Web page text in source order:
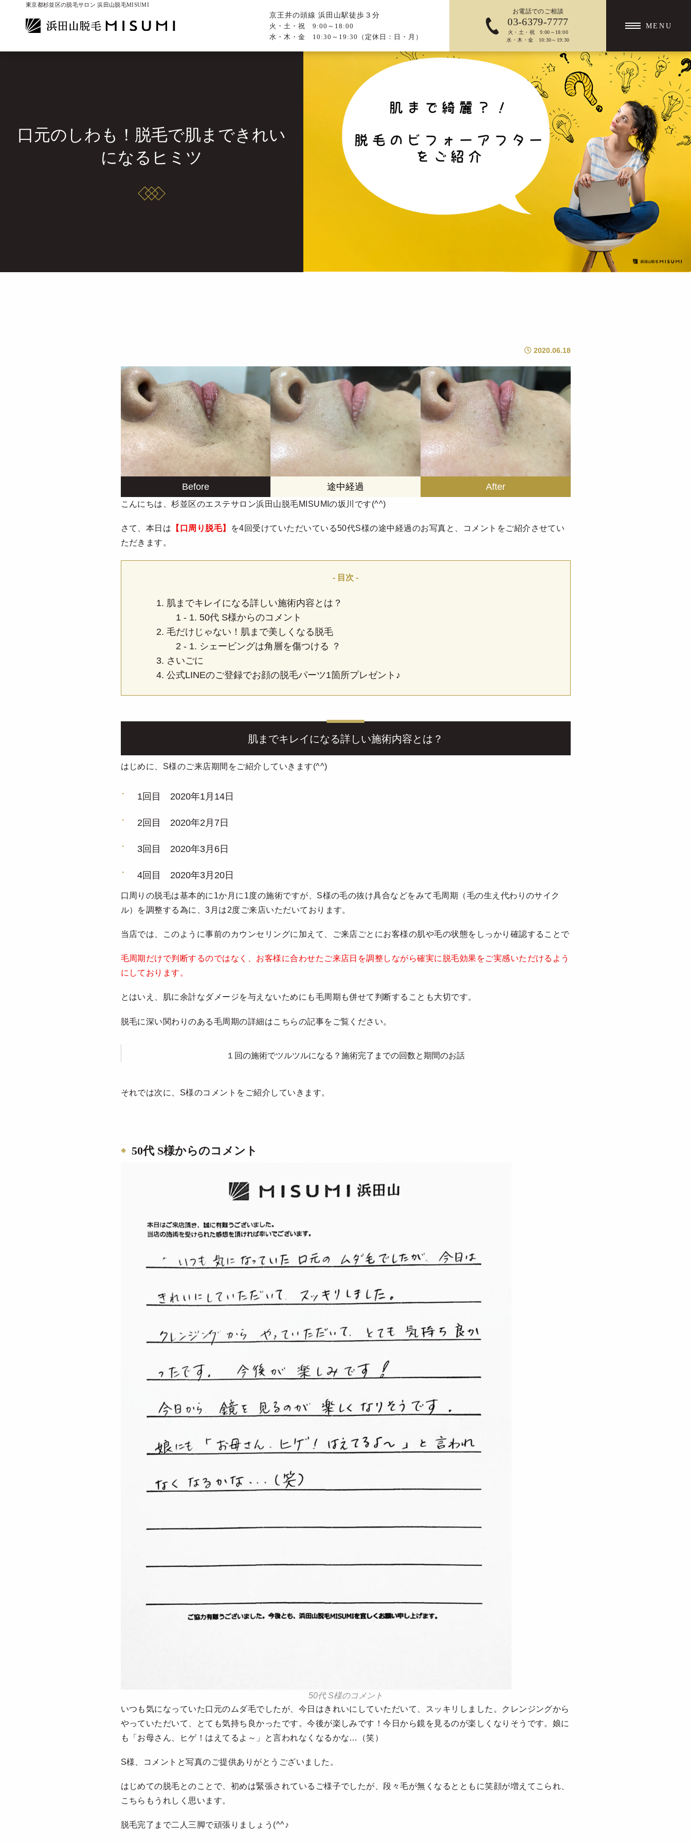
東京都杉並区の脱毛サロン 浜田山脱毛MISUMI
京王井の頭線 浜田山駅徒歩３分
火・土・祝 9:00～18:00
水・木・金 10:30～19:30（定休日：日・月）
お電話でのご相談
03-6379-7777
火・土・祝 9:00～18:00
水・木・金 10:30～19:30
MENU
口元のしわも！脱毛で肌まできれい
になるヒミツ
2020.06.18
こんにちは、杉並区のエステサロン浜田山脱毛MISUMIの坂川です(^^)
さて、本日は 【口周り脱毛】
を4回受けていただいている50代S様の途中経過のお写真と、コメントをご紹介させてい
ただきます。
肌までキレイになる詳しい施術内容とは？
50代 S様からのコメント
毛だけじゃない！肌まで美しくなる脱毛
シェービングは角層を傷つける ？
さいごに
公式LINEのご登録でお顔の脱毛パーツ1箇所プレゼント♪
肌までキレイになる詳しい施術内容とは？
はじめに、S様のご来店期間をご紹介していきます(^^)
1回目 2020年1月14日
2回目 2020年2月7日
3回目 2020年3月6日
4回目 2020年3月20日
口周りの脱毛は基本的に1か月に1度の施術ですが、S様の毛の抜け具合などをみて毛周期（毛の生え代わりのサイク
ル）を調整する為に、3月は2度ご来店いただいております。
当店では、このように事前のカウンセリングに加えて、ご来店ごとにお客様の肌や毛の状態をしっかり確認することで
毛周期だけで判断するのではなく、お客様に合わせたご来店日を調整しながら確実に脱毛効果をご実感いただけるよう
にしております。
とはいえ、肌に余計なダメージを与えないためにも毛周期も併せて判断することも大切です。
脱毛に深い関わりのある毛周期の詳細はこちらの記事をご覧ください。
１回の施術でツルツルになる？施術完了までの回数と期間のお話
それでは次に、S様のコメントをご紹介していきます。
50代 S様からのコメント
50代 S様のコメント
いつも気になっていた口元のムダ毛でしたが、今日はきれいにしていただいて、スッキリしました。クレンジングから
やっていただいて、とても気持ち良かったです。今後が楽しみです！今日から鏡を見るのが楽しくなりそうです。娘に
も「お母さん、ヒゲ！はえてるよ～」と言われなくなるかな…（笑）
S様、コメントと写真のご提供ありがとうございました。
はじめての脱毛とのことで、初めは緊張されているご様子でしたが、段々毛が無くなるとともに笑顔が増えてこられ、
こちらもうれしく思います。
脱毛完了まで二人三脚で頑張りましょう(^^♪